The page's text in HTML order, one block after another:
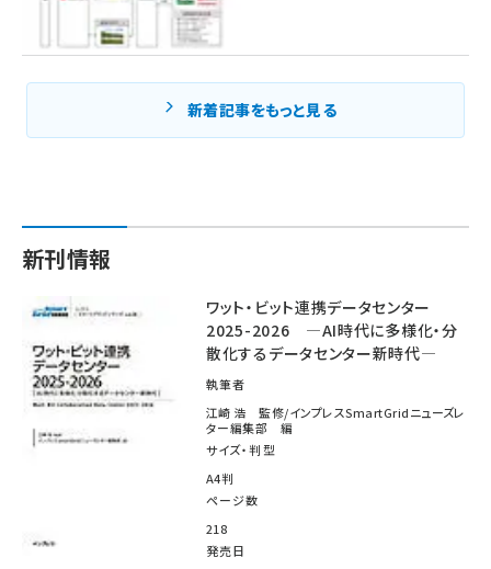
新着記事をもっと見る
新刊情報
ワット・ビット連携データセンター
2025-2026 ―AI時代に多様化・分
散化するデータセンター新時代―
執筆者
江崎 浩 監修/インプレスSmartGridニューズレ
ター編集部 編
サイズ・判型
A4判
ページ数
218
発売日